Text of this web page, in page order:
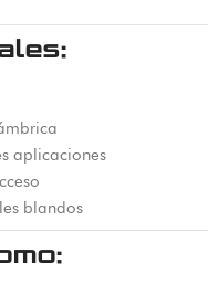
aplicaciones
blandos